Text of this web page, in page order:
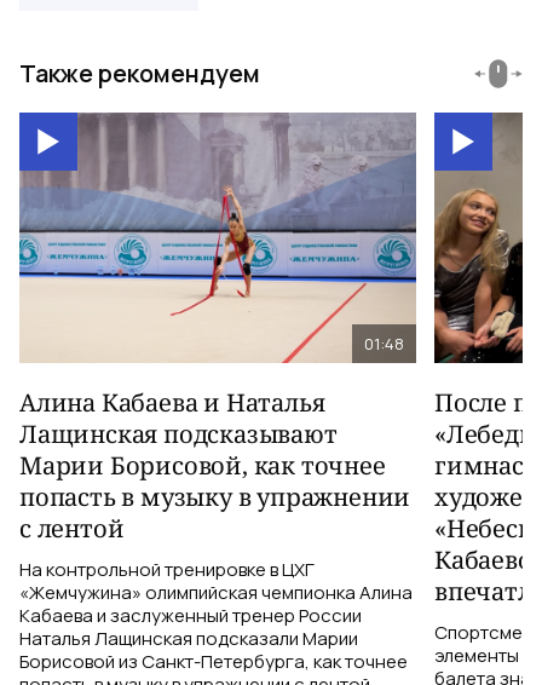
Также рекомендуем
01:48
Алина Кабаева и Наталья
Лащинская подсказывают
Марии Борисовой, как точнее
попасть в музыку в упражнении
с лентой
На контрольной тренировке в ЦХГ
«Жемчужина» олимпийская чемпионка Алина
Кабаева и заслуженный тренер России
Наталья Лащинская подсказали Марии
Борисовой из Санкт-Петербурга, как точнее
После
элементы
балета